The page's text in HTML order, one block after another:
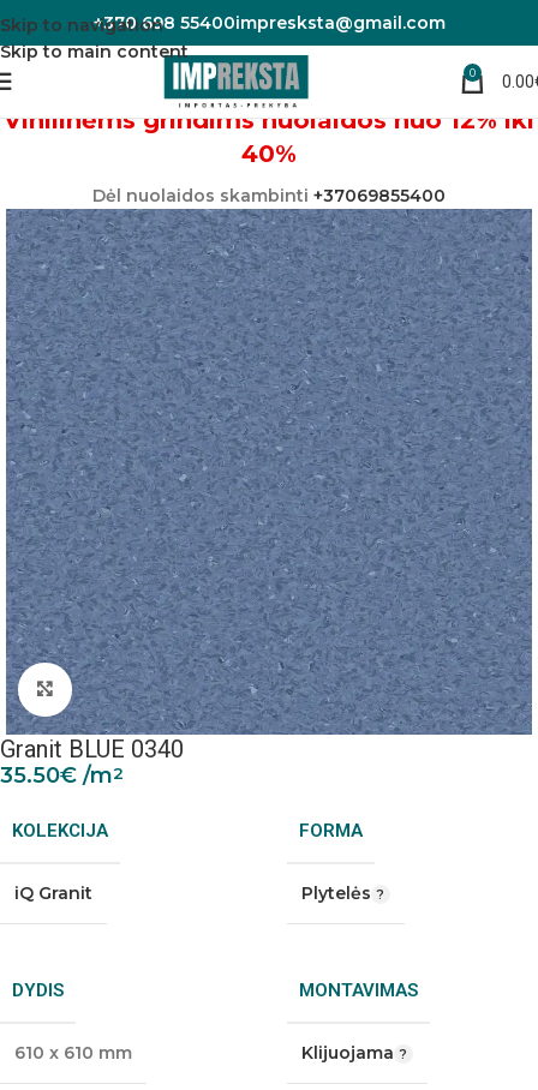
Skip to navigation
Skip to main content
+370 698 55400impresksta@gmail.com
0 0.00
Pradžia Linoleumas/PVC danga
Vinilinėms grindims nuolaidos nuo 12% iki
40%
Dėl nuolaidos skambinti +37069855400
Padidinti nuotrauką
Granit BLUE 0340
35.50€ /m2
KOLEKCIJA
iQ Granit
FORMA
Plytelės
DYDIS
610 x 610 mm
MONTAVIMAS
Klijuojama